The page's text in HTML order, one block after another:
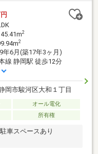
2
2
年6月(築17年3ヶ月)
線 静岡駅 徒歩12分
岡市駿河区大和１丁目
オール電化
所有権
車スペースあり